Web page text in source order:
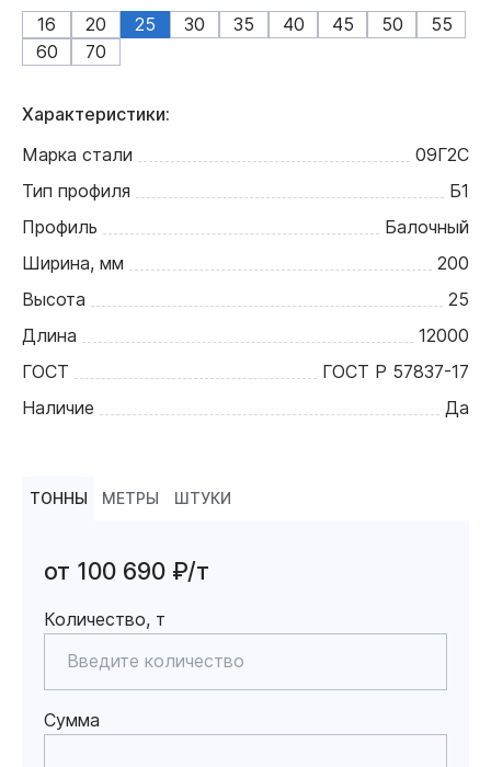
16 20 25 30 35 40 45 50
55
60
70
Характеристики:
Марка стали
09Г2С
Тип профиля
Б1
Профиль
Балочный
Ширина, мм
200
Высота
25
Длина
12000
ГОСТ
ГОСТ Р 57837-17
Наличие
Да
ТОННЫ МЕТРЫ ШТУКИ
от 100 690 ₽/т
Количество, т
Сумма